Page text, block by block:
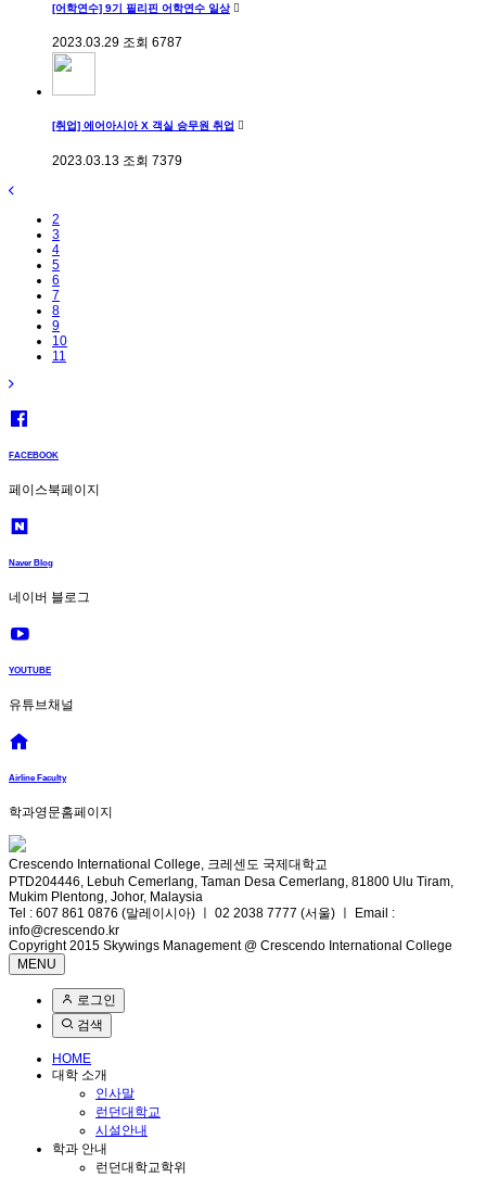
[어학연수] 9기 필리핀 어학연수 일상
2023.03.29 조회 6787
[취업] 에어아시아 X 객실 승무원 취업
2023.03.13 조회 7379
2
3
4
5
6
7
8
9
10
11
FACEBOOK
페이스북페이지
Naver Blog
네이버 블로그
YOUTUBE
유튜브채널
Airline Faculty
학과영문홈페이지
Crescendo International College, 크레센도 국제대학교
PTD204446, Lebuh Cemerlang, Taman Desa Cemerlang, 81800 Ulu Tiram,
Mukim Plentong, Johor, Malaysia
Tel : 607 861 0876 (말레이시아) ㅣ 02 2038 7777 (서울) ㅣ Email :
info@crescendo.kr
Copyright 2015 Skywings Management @ Crescendo International College
MENU
로그인
검색
HOME
대학 소개
인사말
런던대학교
시설안내
학과 안내
런던대학교학위